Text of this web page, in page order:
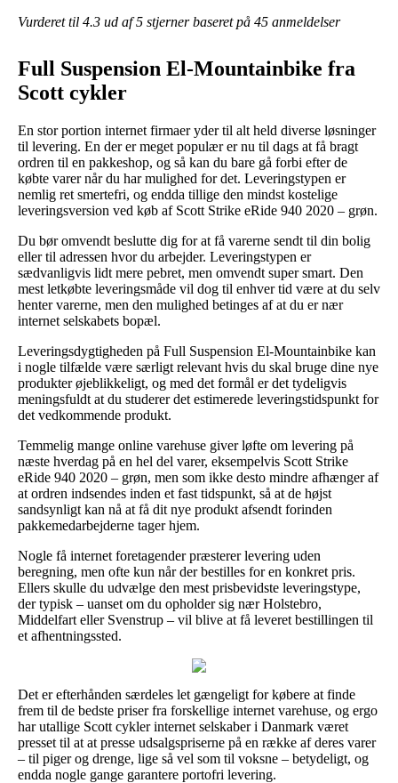
Vurderet til 4.3 ud af 5 stjerner baseret på 45 anmeldelser
Full Suspension El-Mountainbike fra
Scott cykler
En stor portion internet firmaer yder til alt held diverse løsninger
til levering. En der er meget populær er nu til dags at få bragt
ordren til en pakkeshop, og så kan du bare gå forbi efter de
købte varer når du har mulighed for det. Leveringstypen er
nemlig ret smertefri, og endda tillige den mindst kostelige
leveringsversion ved køb af Scott Strike eRide 940 2020 – grøn.
Du bør omvendt beslutte dig for at få varerne sendt til din bolig
eller til adressen hvor du arbejder. Leveringstypen er
sædvanligvis lidt mere pebret, men omvendt super smart. Den
mest letkøbte leveringsmåde vil dog til enhver tid være at du selv
henter varerne, men den mulighed betinges af at du er nær
internet selskabets bopæl.
Leveringsdygtigheden på Full Suspension El-Mountainbike kan
i nogle tilfælde være særligt relevant hvis du skal bruge dine nye
produkter øjeblikkeligt, og med det formål er det tydeligvis
meningsfuldt at du studerer det estimerede leveringstidspunkt for
det vedkommende produkt.
Temmelig mange online varehuse giver løfte om levering på
næste hverdag på en hel del varer, eksempelvis Scott Strike
eRide 940 2020 – grøn, men som ikke desto mindre afhænger af
at ordren indsendes inden et fast tidspunkt, så at de højst
sandsynligt kan nå at få dit nye produkt afsendt forinden
pakkemedarbejderne tager hjem.
Nogle få internet foretagender præsterer levering uden
beregning, men ofte kun når der bestilles for en konkret pris.
Ellers skulle du udvælge den mest prisbevidste leveringstype,
der typisk – uanset om du opholder sig nær Holstebro,
Middelfart eller Svenstrup – vil blive at få leveret bestillingen til
et afhentningssted.
Det er efterhånden særdeles let gængeligt for købere at finde
frem til de bedste priser fra forskellige internet varehuse, og ergo
har utallige Scott cykler internet selskaber i Danmark været
presset til at at presse udsalgspriserne på en række af deres varer
– til piger og drenge, lige så vel som til voksne – betydeligt, og
endda nogle gange garantere portofri levering.